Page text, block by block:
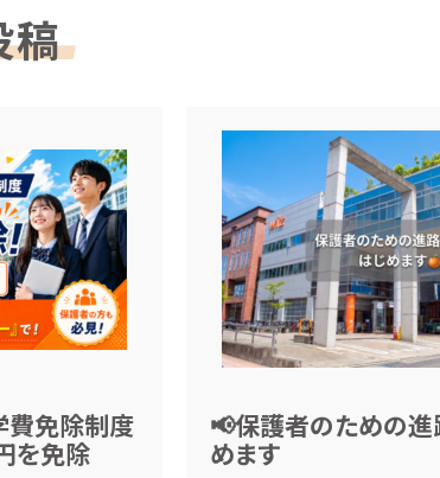
稿
費免除制度
を免除
📢保護者のための進
めます